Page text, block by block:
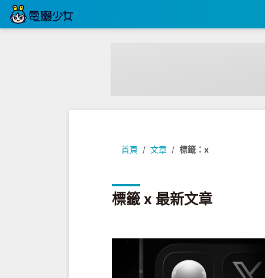
首頁 文章 標籤：x
標籤 x 最新文章